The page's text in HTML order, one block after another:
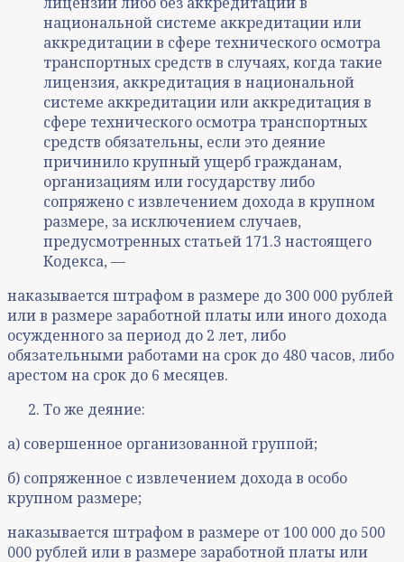
национальной системе аккредитации или
аккредитации в сфере технического осмотра
транспортных средств в случаях, когда такие
лицензия, аккредитация в национальной
системе аккредитации или аккредитация в
сфере технического осмотра транспортных
средств обязательны, если это деяние
причинило крупный ущерб гражданам,
организациям или государству либо
сопряжено с извлечением дохода в крупном
размере, за исключением случаев,
предусмотренных статьей 171.3 настоящего
Кодекса, —
наказывается штрафом в размере до 300 000 рублей
или в размере заработной платы или иного дохода
осужденного за период до 2 лет, либо
обязательными работами на срок до 480 часов, либо
арестом на срок до 6 месяцев.
То же деяние:
а) совершенное организованной группой;
б) сопряженное с извлечением дохода в особо
крупном размере;
наказывается штрафом в размере от 100 000 до 500
000 рублей или в размере заработной платы или